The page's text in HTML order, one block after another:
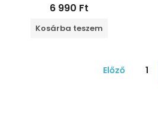
6 990 Ft
Kosárba teszem
Előző 1